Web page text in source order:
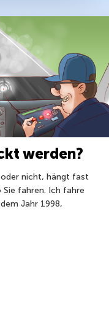
werden?
nicht, hängt fast
fahren. Ich fahre
Jahr 1998,